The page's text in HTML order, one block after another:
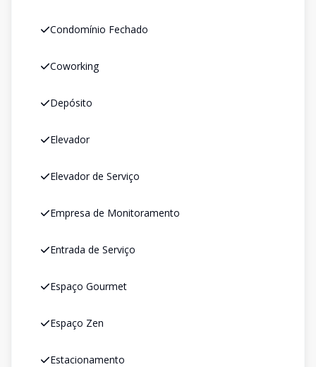
Condomínio Fechado
Coworking
Depósito
Elevador
Elevador de Serviço
Empresa de Monitoramento
Entrada de Serviço
Espaço Gourmet
Espaço Zen
Estacionamento